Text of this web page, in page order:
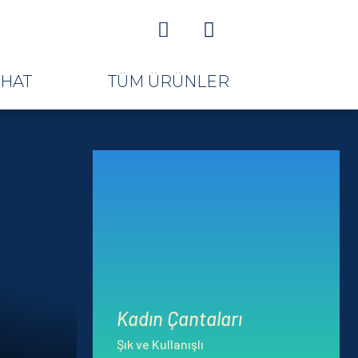
 
TÜM ÜRÜNLER
Kadın Çantaları
Şık ve Kullanışlı